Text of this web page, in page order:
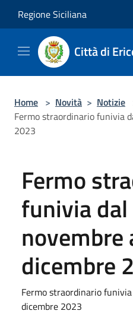
Regione Siciliana
Città di
Home > Novità > Notizie
Fermo straordinario funivia
2023
Fermo
funivia
novembre
dicembre
Fermo straordinario
dicembre 2023